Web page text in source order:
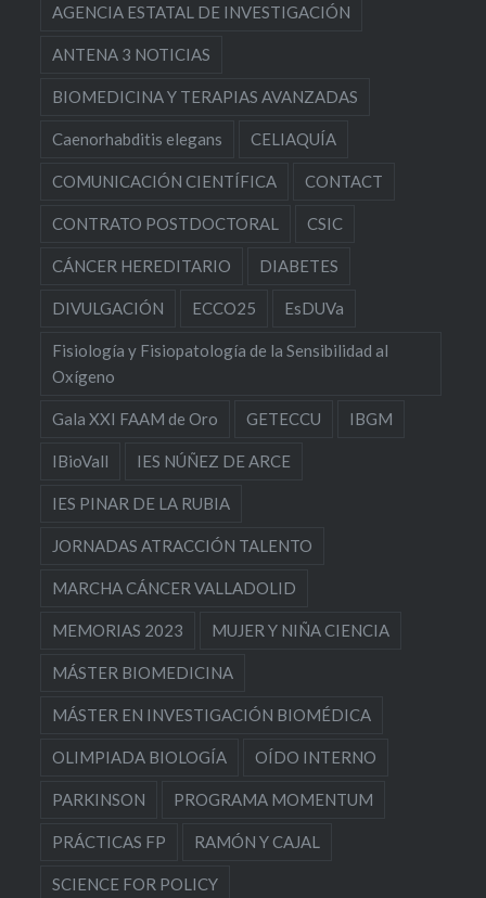
AGENCIA ESTATAL DE INVESTIGACIÓN
ANTENA 3 NOTICIAS
BIOMEDICINA Y TERAPIAS AVANZADAS
Caenorhabditis elegans CELIAQUÍA
COMUNICACIÓN CIENTÍFICA CONTACT
CONTRATO POSTDOCTORAL CSIC
CÁNCER HEREDITARIO DIABETES
DIVULGACIÓN ECCO25 EsDUVa
Fisiología y Fisiopatología de la Sensibilidad al
Oxígeno
Gala XXI FAAM de Oro GETECCU IBGM
IBioVall IES NÚÑEZ DE ARCE
IES PINAR DE LA RUBIA
JORNADAS ATRACCIÓN TALENTO
MARCHA CÁNCER VALLADOLID
MEMORIAS 2023 MUJER Y NIÑA CIENCIA
MÁSTER BIOMEDICINA
MÁSTER EN INVESTIGACIÓN BIOMÉDICA
OLIMPIADA BIOLOGÍA OÍDO INTERNO
PARKINSON PROGRAMA MOMENTUM
PRÁCTICAS FP RAMÓN Y CAJAL
SCIENCE FOR POLICY